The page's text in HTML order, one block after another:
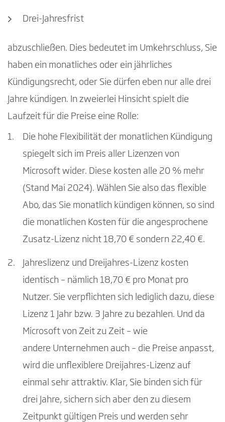
Drei-Jahresfrist
abzuschließen. Dies bedeutet im Umkehrschluss, Sie
haben ein monatliches oder ein jährliches
Kündigungsrecht, oder Sie dürfen eben nur alle drei
Jahre kündigen. In zweierlei Hinsicht spielt die
Laufzeit für die Preise eine Rolle:
Die hohe Flexibilität der monatlichen Kündigung
spiegelt sich im Preis aller Lizenzen von
Microsoft wider. Diese kosten alle 20 % mehr
(Stand Mai 2024). Wählen Sie also das flexible
Abo, das Sie monatlich kündigen können, so sind
die monatlichen Kosten für die angesprochene
Zusatz-Lizenz nicht 18,70 € sondern 22,40 €.
Jahreslizenz und Dreijahres-Lizenz kosten
identisch – nämlich 18,70 € pro Monat pro
Nutzer. Sie verpflichten sich lediglich dazu, diese
Lizenz 1 Jahr bzw. 3 Jahre zu bezahlen. Und da
Microsoft von Zeit zu Zeit – wie
andere Unternehmen auch – die Preise anpasst,
wird die unflexiblere Dreijahres-Lizenz auf
einmal sehr attraktiv. Klar, Sie binden sich für
drei Jahre, sichern sich aber den zu diesem
Zeitpunkt gültigen Preis und werden sehr